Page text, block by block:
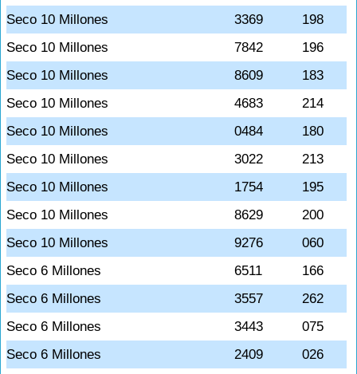
Seco 10 Millones
3369
198
Seco 10 Millones
7842
196
Seco 10 Millones
8609
183
Seco 10 Millones
4683
214
Seco 10 Millones
0484
180
Seco 10 Millones
3022
213
Seco 10 Millones
1754
195
Seco 10 Millones
8629
200
Seco 10 Millones
9276
060
Seco 6 Millones
6511
166
Seco 6 Millones
3557
262
Seco 6 Millones
3443
075
Seco 6 Millones
2409
026